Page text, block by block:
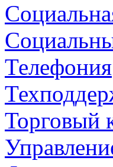
Телефония
Торговый